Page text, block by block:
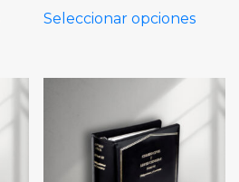
Seleccionar opciones